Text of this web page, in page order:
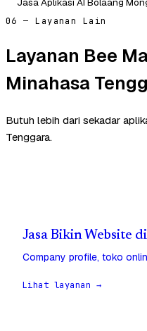
06 — Layanan Lain
Layanan Bee
Minahasa
Butuh lebih dari sekadar
Tenggara.
Jasa Bikin Website
Company profile, toko
Lihat layanan →